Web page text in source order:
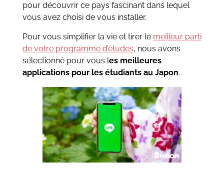
pour découvrir ce pays fascinant dans lequel
vous avez choisi de vous installer.
Pour vous simplifier la vie et tirer le meilleur parti
de votre programme d’études, nous avons
sélectionné pour vous les meilleures
applications pour les étudiants au Japon.